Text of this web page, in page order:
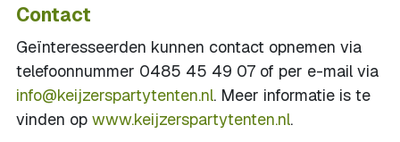
Contact
Geïnteresseerden kunnen contact opnemen via
telefoonnummer 0485 45 49 07 of per e-mail via
info@keijzerspartytenten.nl. Meer informatie is te
vinden op www.keijzerspartytenten.nl.